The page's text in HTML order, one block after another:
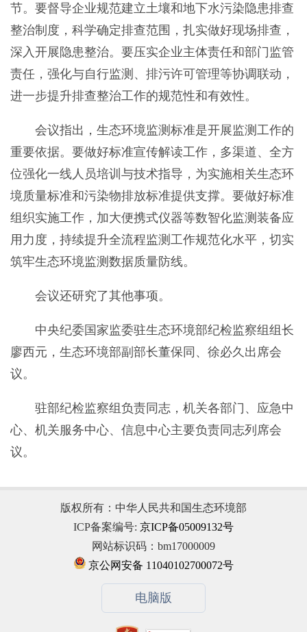
节。要督导企业规范建立土壤和地下水污染隐患排查
整治制度，科学确定排查范围，扎实做好现场排查，
深入开展隐患整治。要压实企业主体责任和部门监管
责任，强化与自行监测、排污许可管理等协调联动，
进一步提升排查整治工作的规范性和有效性。
会议指出，生态环境监测标准是开展监测工作的
重要依据。要做好标准宣传解读工作，多渠道、全方
位强化一线人员培训与技术指导，为实施相关生态环
境质量标准和污染物排放标准提供支撑。要做好标准
组织实施工作，加大便携式仪器等数智化监测装备应
用力度，持续提升全流程监测工作规范化水平，切实
筑牢生态环境监测数据质量防线。
会议还研究了其他事项。
中央纪委国家监委驻生态环境部纪检监察组组长
廖西元，生态环境部副部长董保同、徐必久出席会
议。
驻部纪检监察组负责同志，机关各部门、应急中
心、机关服务中心、信息中心主要负责同志列席会
议。
版权所有：中华人民共和国生态环境部
ICP备案编号: 京ICP备05009132号
网站标识码：bm17000009
京公网安备 11040102700072号
电脑版